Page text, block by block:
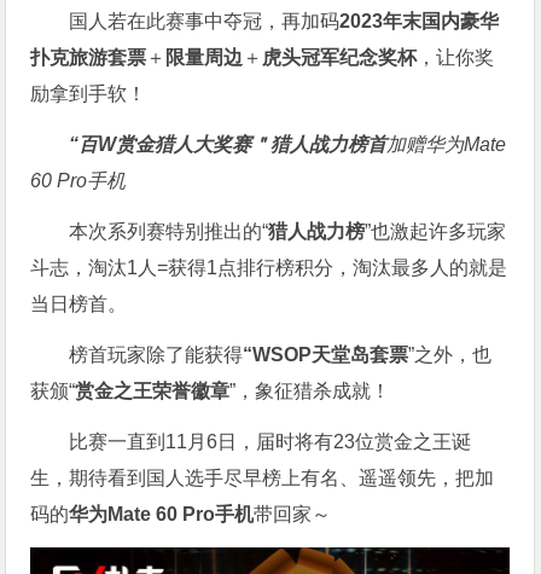
国人若在此赛事中夺冠，再加码2023年末国内豪华
扑克旅游套票 ＋ 限量周边 ＋ 虎头冠军纪念奖杯，让你奖
励拿到手软！
“百W赏金猎人大奖赛＂猎人战力榜首加赠华为Mate
60 Pro手机
本次系列赛特别推出的“猎人战力榜”也激起许多玩家
斗志，淘汰1人=获得1点排行榜积分，淘汰最多人的就是
当日榜首。
榜首玩家除了能获得“WSOP天堂岛套票”之外，也
获颁“赏金之王荣誉徽章”，象征猎杀成就！
比赛一直到11月6日，届时将有23位赏金之王诞
生，期待看到国人选手尽早榜上有名、遥遥领先，把加
码的华为Mate 60 Pro手机带回家～